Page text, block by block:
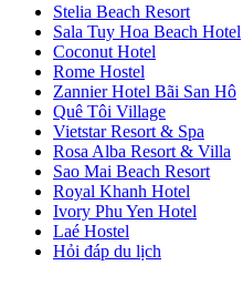
Stelia Beach Resort
Sala Tuy Hoa Beach Hotel
Coconut Hotel
Rome Hostel
Zannier Hotel Bãi San Hô
Quê Tôi Village
Vietstar Resort & Spa
Rosa Alba Resort & Villa
Sao Mai Beach Resort
Royal Khanh Hotel
Ivory Phu Yen Hotel
Laé Hostel
Hỏi đáp du lịch